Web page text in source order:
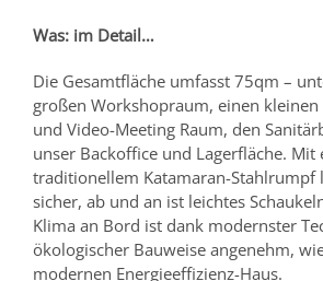
Was: im Detail…
Die Gesamtfläche umfasst 75qm –
großen Workshopraum, einen kleinen
und Video-Meeting Raum, den
unser Backoffice und Lagerfläche. Mit
traditionellem Katamaran-Stahlrumpf
sicher, ab und an ist leichtes
Klima an Bord ist dank modernster
ökologischer Bauweise angenehm,
modernen Energieeffizienz-Haus.